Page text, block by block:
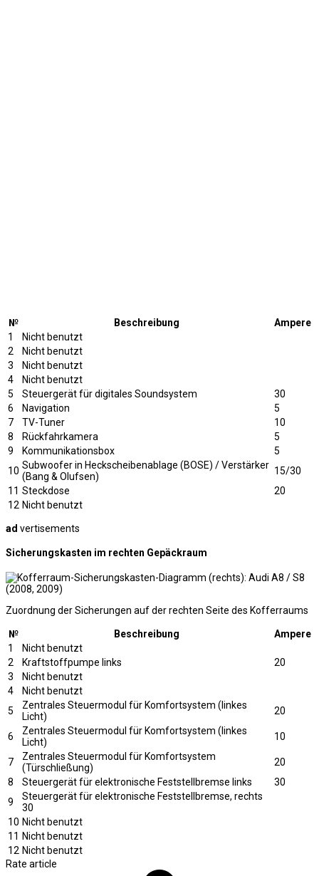
№ Beschreibung
Ampere
1
Nicht benutzt
2
Nicht benutzt
3
Nicht benutzt
4
Nicht benutzt
5
Steuergerät für digitales Soundsystem
30
6
Navigation
5
7
TV-Tuner
10
8
Rückfahrkamera
5
9
Kommunikationsbox
5
10 Subwoofer in Heckscheibenablage (BOSE) / Verstärker
(Bang & Olufsen)
15/30
11 Steckdose
20
12 Nicht benutzt
ad vertisements
Sicherungskasten im rechten Gepäckraum
Zuordnung der Sicherungen auf der rechten Seite des Kofferraums
№ Beschreibung
Ampere
1
Nicht benutzt
2
Kraftstoffpumpe links
20
3
Nicht benutzt
4
Nicht benutzt
5
Zentrales Steuermodul für Komfortsystem (linkes
Licht)
20
6
Zentrales Steuermodul für Komfortsystem (linkes
Licht)
10
7
Zentrales Steuermodul für Komfortsystem
(Türschließung)
20
8
Steuergerät für elektronische Feststellbremse links
30
9
Steuergerät für elektronische Feststellbremse, rechts
30
10 Nicht benutzt
11 Nicht benutzt
12 Nicht benutzt
Rate article